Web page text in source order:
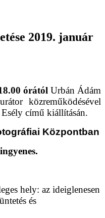
2019. január
órától Urbán Ádám
közreműködésével
című kiállításán.
Központban
hely: az ideiglenesen
és